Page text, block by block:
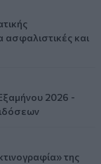
ασφαλιστικές και
2026 -
της